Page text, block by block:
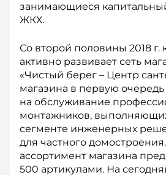
занимающиеся
ЖКХ.
Со второй половины 2018 г.
активно развивает сеть
«Чистый берег – Центр
магазина в первую
на обслуживание
монтажников,
сегменте инженерных
для частного
ассортимент магазина
500 артикулами. На